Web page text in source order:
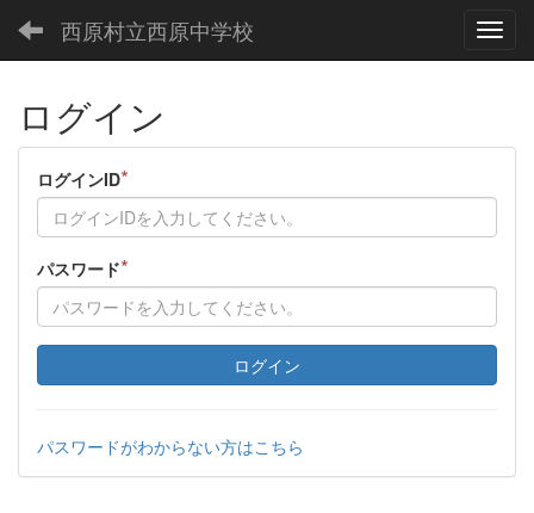
西原村立西原中学校
ログイン
ログインID*
パスワード*
ログイン
パスワードがわからない方はこちら